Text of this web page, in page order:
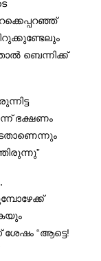
ബെന്നിക്ക്
ഭക്ഷണം
“ആട്ടെ!